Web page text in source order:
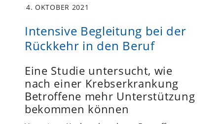
4. OKTOBER 2021
Intensive Begleitung bei der
Rückkehr in den Beruf
Eine Studie untersucht, wie
nach einer Krebserkrankung
Betroffene mehr Unterstützung
bekommen können